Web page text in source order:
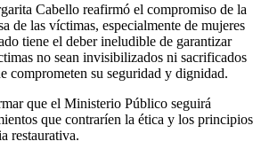
Cabello reafirmó el compromiso de la
de las víctimas, especialmente de mujeres
tiene el deber ineludible de garantizar
no sean invisibilizados ni sacrificados
comprometen su seguridad y dignidad.
que el Ministerio Público seguirá
que contraríen la ética y los principios
restaurativa.